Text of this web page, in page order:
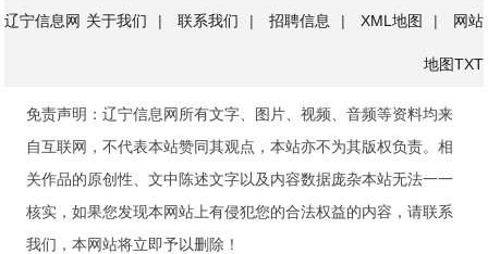
辽宁信息网 关于我们 | 联系我们 | 招聘信息 | XML地图 | 网站
地图TXT
免责声明：辽宁信息网所有文字、图片、视频、音频等资料均来
自互联网，不代表本站赞同其观点，本站亦不为其版权负责。相
关作品的原创性、文中陈述文字以及内容数据庞杂本站无法一一
核实，如果您发现本网站上有侵犯您的合法权益的内容，请联系
我们，本网站将立即予以删除！